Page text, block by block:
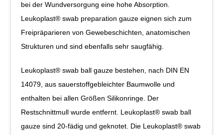
bei der Wundversorgung eine hohe Absorption.
Leukoplast® swab preparation gauze eignen sich zum
Freipräparieren von Gewebeschichten, anatomischen
Strukturen und sind ebenfalls sehr saugfähig.
Leukoplast® swab ball gauze bestehen, nach DIN EN
14079, aus sauerstoffgebleichter Baumwolle und
enthalten bei allen Größen Silikonringe. Der
Restschnittmull wurde entfernt. Leukoplast® swab ball
gauze sind 20-fädig und geknotet. Die Leukoplast® swab